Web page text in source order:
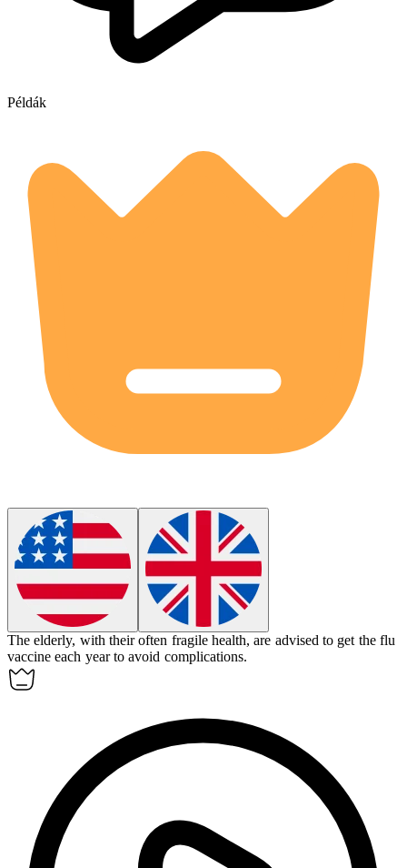
Példák
The elderly, with their often fragile health, are advised to get the flu
vaccine each year to avoid complications.